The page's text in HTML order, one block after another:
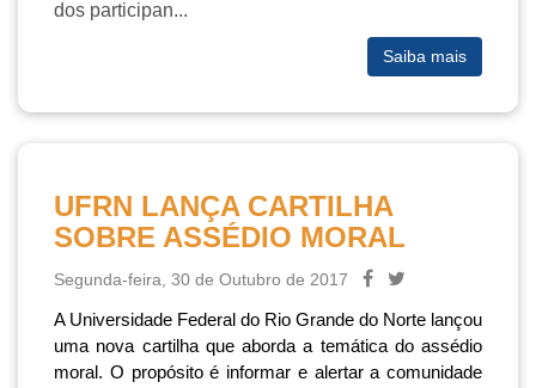
dos participan...
Saiba mais
UFRN LANÇA CARTILHA
SOBRE ASSÉDIO MORAL
Segunda-feira, 30 de Outubro de 2017
A Universidade Federal do Rio Grande do Norte lançou
uma nova cartilha que aborda a temática do assédio
moral. O propósito é informar e alertar a comunidade